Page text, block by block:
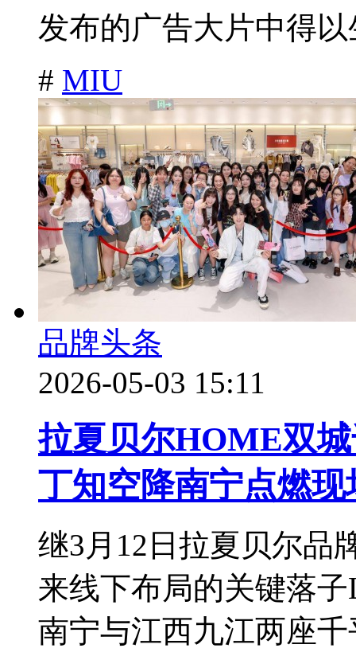
发布的广告大片中得以
# MIU
品牌头条
2026-05-03 15:11
拉夏贝尔HOME双
丁知空降南宁点燃现
继3月12日拉夏贝尔品
来线下布局的关键落
南宁与江西九江两座